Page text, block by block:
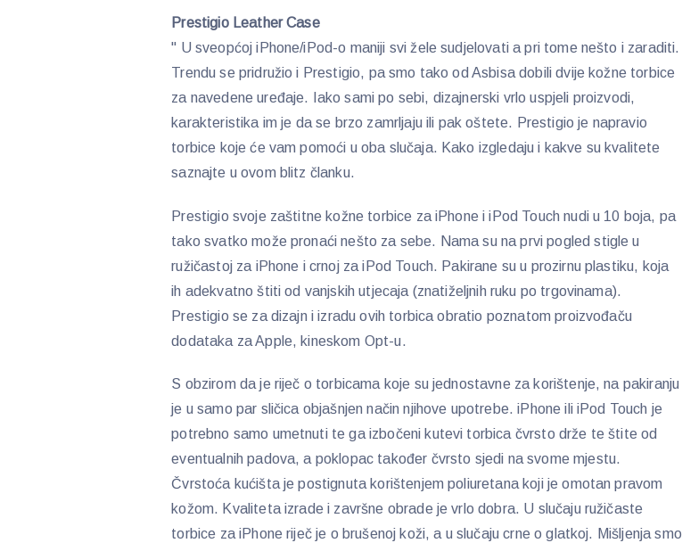
Prestigio Leather Case
" U sveopćoj iPhone/iPod-o maniji svi žele sudjelovati a pri tome nešto i zaraditi.
Trendu se pridružio i Prestigio, pa smo tako od Asbisa dobili dvije kožne torbice
za navedene uređaje. Iako sami po sebi, dizajnerski vrlo uspjeli proizvodi,
karakteristika im je da se brzo zamrljaju ili pak oštete. Prestigio je napravio
torbice koje će vam pomoći u oba slučaja. Kako izgledaju i kakve su kvalitete
saznajte u ovom blitz članku.
Prestigio svoje zaštitne kožne torbice za iPhone i iPod Touch nudi u 10 boja, pa
tako svatko može pronaći nešto za sebe. Nama su na prvi pogled stigle u
ružičastoj za iPhone i crnoj za iPod Touch. Pakirane su u prozirnu plastiku, koja
ih adekvatno štiti od vanjskih utjecaja (znatiželjnih ruku po trgovinama).
Prestigio se za dizajn i izradu ovih torbica obratio poznatom proizvođaču
dodataka za Apple, kineskom Opt-u.
S obzirom da je riječ o torbicama koje su jednostavne za korištenje, na pakiranju
je u samo par sličica objašnjen način njihove upotrebe. iPhone ili iPod Touch je
potrebno samo umetnuti te ga izbočeni kutevi torbica čvrsto drže te štite od
eventualnih padova, a poklopac također čvrsto sjedi na svome mjestu.
Čvrstoća kućišta je postignuta korištenjem poliuretana koji je omotan pravom
kožom. Kvaliteta izrade i završne obrade je vrlo dobra. U slučaju ružičaste
torbice za iPhone riječ je o brušenoj koži, a u slučaju crne o glatkoj. Mišljenja smo